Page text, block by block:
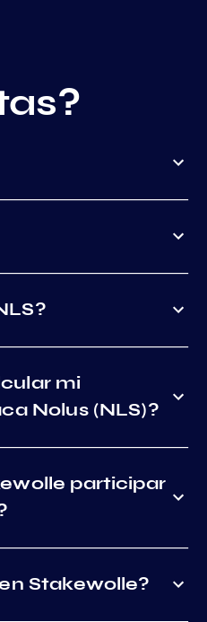
mi
Nolus (NLS)?
participar
Stakewolle?